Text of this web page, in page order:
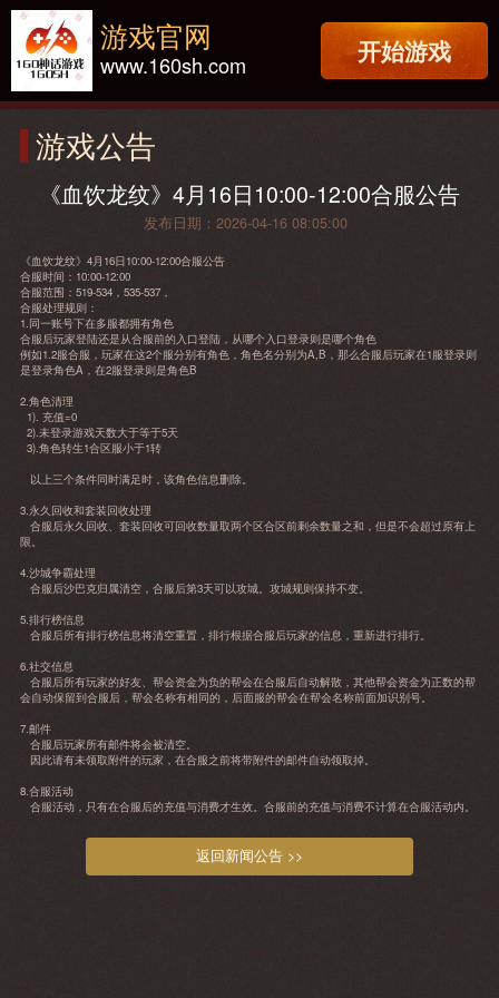
游戏官网
www.160sh.com 开始游戏
游戏公告
《血饮龙纹》4月16日10:00-12:00合服公告
发布日期：2026-04-16 08:05:00
《血饮龙纹》 4月16日10:00-12:00合服公告
合服时间：10:00-12:00
合服范围：519-534，535-537，
合服处理规则：
1.同一账号下在多服都拥有角色
合服后玩家登陆还是从合服前的入口登陆，从哪个入口登录则是哪个角色
例如1.2服合服，玩家在这2个服分别有角色，角色名分别为A,B，那么合服后玩家在1服登录则
是登录角色A，在2服登录则是角色B
2.角色清理
1). 充值=0
2).未登录游戏天数大于等于5天
3).角色转生1合区服小于1转
以上三个条件同时满足时，该角色信息删除。
3.永久回收和套装回收处理
合服后永久回收、套装回收可回收数量取两个区合区前剩余数量之和，但是不会超过原有上
限。
4.沙城争霸处理
合服后沙巴克归属清空，合服后第3天可以攻城。攻城规则保持不变。
5.排行榜信息
合服后所有排行榜信息将清空重置，排行根据合服后玩家的信息，重新进行排行。
6.社交信息
合服后所有玩家的好友、帮会资金为负的帮会在合服后自动解散，其他帮会资金为正数的帮
会自动保留到合服后，帮会名称有相同的，后面服的帮会在帮会名称前面加识别号。
7.邮件
合服后玩家所有邮件将会被清空。
因此请有未领取附件的玩家，在合服之前将带附件的邮件自动领取掉。
8.合服活动
合服活动，只有在合服后的充值与消费才生效。合服前的充值与消费不计算在合服活动内。
返回新闻公告 >>